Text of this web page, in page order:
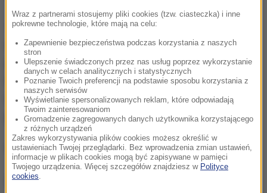
17 listopada 2016 roku w zamachu na siedzibę
rebelianckiej organizacji Nur al-Din al-Zinki śmierć
poniosło, według różnych źródeł, od 10 do 25 osób.
Miesiąc wcześniej co najmniej 17 osób, w tym 14
rebeliantów, zginęło w wybuchu samochodu pułapki
przy opozycyjnym punkcie kontrolnym.
(łł)
Dalsza część artykułu pod materiałem video:
Wraz z partnerami stosujemy pliki cookies (tzw. ciasteczka) i inne
pokrewne technologie, które mają na celu:
Zapewnienie bezpieczeństwa podczas korzystania z naszych
stron
Ulepszenie świadczonych przez nas usług poprzez wykorzystanie
danych w celach analitycznych i statystycznych
Poznanie Twoich preferencji na podstawie sposobu korzystania z
naszych serwisów
Wyświetlanie spersonalizowanych reklam, które odpowiadają
Twoim zainteresowaniom
Gromadzenie zagregowanych danych użytkownika korzystającego
z różnych urządzeń
Zakres wykorzystywania plików cookies możesz określić w
ustawieniach Twojej przeglądarki. Bez wprowadzenia zmian ustawień,
informacje w plikach cookies mogą być zapisywane w pamięci
Twojego urządzenia. Więcej szczegółów znajdziesz w Polityce
cookies